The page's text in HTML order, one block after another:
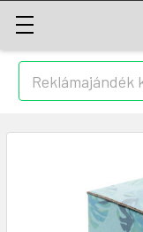
Keresés